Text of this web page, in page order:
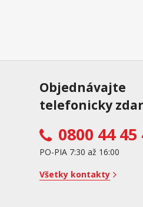
Objednávajte
telefonicky
0800 44 45
PO-PIA 7:30 až 16:00
Všetky kontakty